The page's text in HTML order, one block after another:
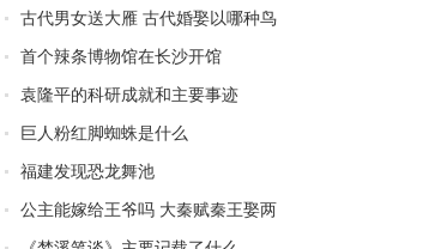
古代男女送大雁 古代婚娶以哪种鸟
首个辣条博物馆在长沙开馆
袁隆平的科研成就和主要事迹
巨人粉红脚蜘蛛是什么
福建发现恐龙舞池
公主能嫁给王爷吗 大秦赋秦王娶两